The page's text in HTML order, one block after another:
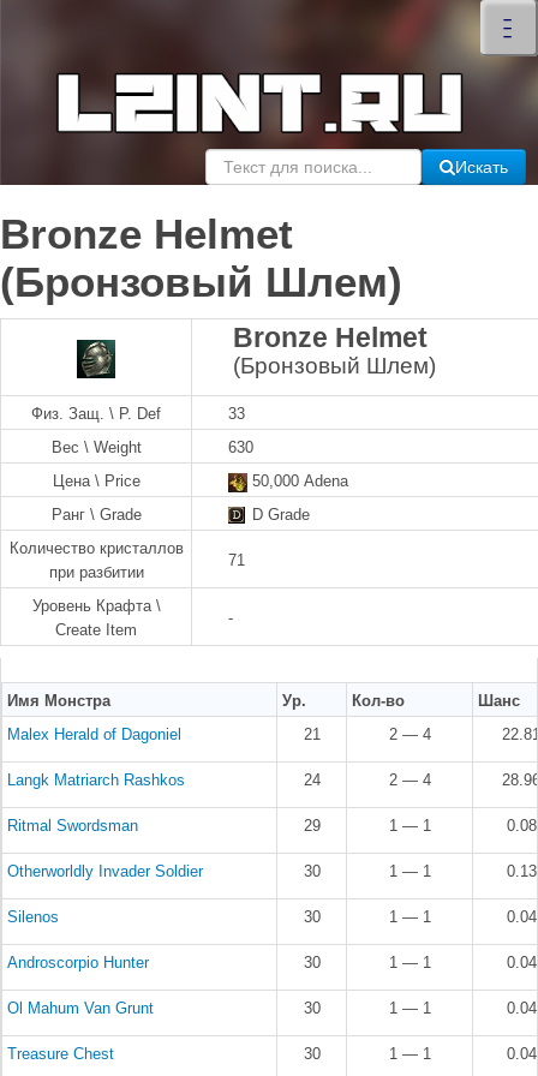
–
–
–
×
Искать
Bronze Helmet
(Бронзовый Шлем)
Bronze Helmet
(Бронзовый Шлем)
Физ. Защ. \ P. Def
33
Вес \ Weight
630
Цена \ Price
50,000 Adena
Ранг \ Grade
D Grade
Количество кристаллов
при разбитии
71
Уровень Крафта \
Create Item
-
Имя Монстра Ур. Кол-во
Шанс
Malex Herald of Dagoniel
21 2 — 4
Langk Matriarch Rashkos 24 2 — 4
Ritmal Swordsman 29 1 — 1
Otherworldly Invader Soldier 30 1 — 1
Silenos 30 1 — 1
Androscorpio Hunter 30 1 — 1
Ol Mahum Van Grunt 30 1 — 1
Treasure Chest 30 1 — 1